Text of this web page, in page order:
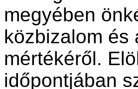
megyében
közbizalom és
mértékéről.
időpontjában